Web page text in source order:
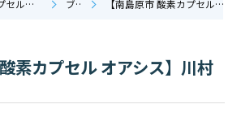
南島原市で酸素カプセルなら酸素カプセル オアシス ブログ 【南島原市 酸素カプセル オアシス】川村京太選手
酸素カプセル オアシス】川村